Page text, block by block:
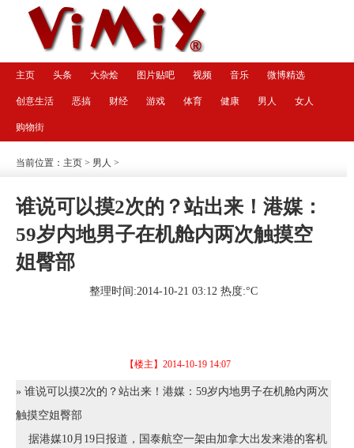
主页 头条 大杂烩 图片贴吧 视频 音乐 微博精选
创意生活 恶搞 财经 游戏 体育 健康 男人 女人
购物街
当前位置： 主页 > 男人 >
谁说可以摸2次的？站出来！港媒：
59岁内地男子在机舱内两次触摸空
姐臀部
整理时间:2014-10-21 03:12 热度:°C
【楼主】 2014-10-19 14:07
» 谁说可以摸2次的？站出来！港媒：59岁内地男子在机舱内两次
触摸空姐臀部
据港媒10月19日报道，国泰航空一架由加拿大出发来港的客机